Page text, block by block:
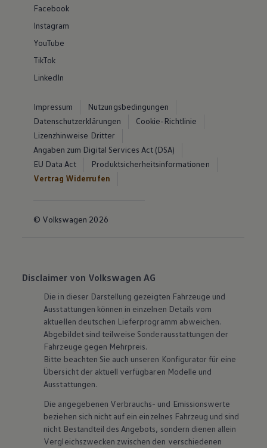
Facebook
Instagram
YouTube
TikTok
LinkedIn
Impressum
Nutzungsbedingungen
Datenschutzerklärungen
Cookie-Richtlinie
Lizenzhinweise Dritter
Angaben zum Digital Services Act (DSA)
EU Data Act
Produktsicherheitsinformationen
Vertrag Widerrufen
© Volkswagen 2026
Disclaimer von Volkswagen AG
Die in dieser Darstellung gezeigten Fahrzeuge und
Ausstattungen können in einzelnen Details vom
aktuellen deutschen Lieferprogramm abweichen.
Abgebildet sind teilweise Sonderausstattungen der
Fahrzeuge gegen Mehrpreis.
Bitte beachten Sie auch unseren Konfigurator für eine
Übersicht der aktuell verfügbaren Modelle und
Ausstattungen.
Die angegebenen Verbrauchs- und Emissionswerte
beziehen sich nicht auf ein einzelnes Fahrzeug und sind
nicht Bestandteil des Angebots, sondern dienen allein
Vergleichszwecken zwischen den verschiedenen